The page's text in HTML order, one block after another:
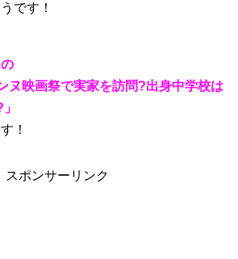
です！
ヌ映画祭で実家を訪問?出身中学校は
！
スポンサーリンク